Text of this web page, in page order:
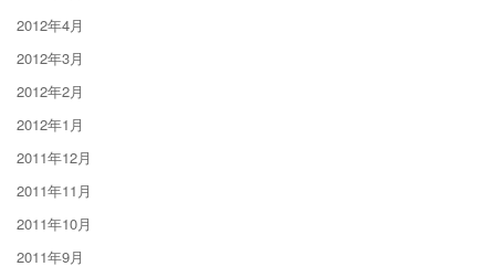
2012年4月
2012年3月
2012年2月
2012年1月
2011年12月
2011年11月
2011年10月
2011年9月